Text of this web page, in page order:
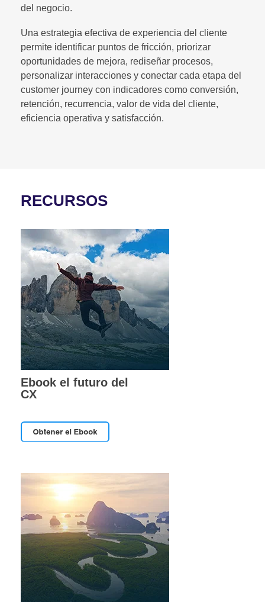
del negocio.
Una estrategia efectiva de experiencia del cliente
permite identificar puntos de fricción, priorizar
oportunidades de mejora, rediseñar procesos,
personalizar interacciones y conectar cada etapa del
customer journey con indicadores como conversión,
retención, recurrencia, valor de vida del cliente,
eficiencia operativa y satisfacción.
RECURSOS
Ebook el futuro del
CX